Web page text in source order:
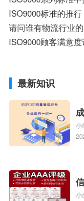
ISO9000标准的推行
请问谁有物流行业
最新知识
小
能
小